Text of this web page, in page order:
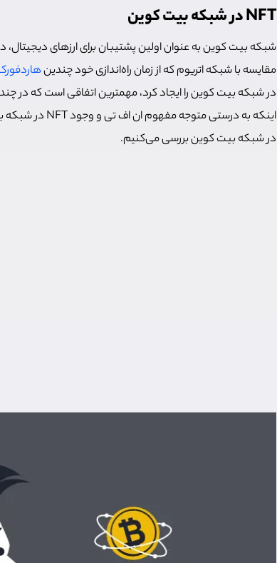
NFT در شبکه بیت کوین
شبکه بیت کوین به عنوان اولین پشتیبان برای ارزهای
مقایسه با شبکه اتریوم که از زمان راه‌اندازی خود چندین
در شبکه بیت کوین را ایجاد کرد، مهمترین اتفاقی است که در
در شبکه بیت کوین بررسی می‌کنیم.